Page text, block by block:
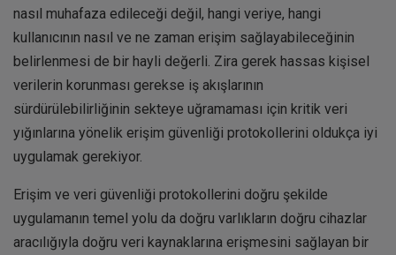
nasıl muhafaza edileceği değil, hangi veriye, hangi
kullanıcının nasıl ve ne zaman erişim sağlayabileceğinin
belirlenmesi de bir hayli değerli. Zira gerek hassas kişisel
verilerin korunması gerekse iş akışlarının
sürdürülebilirliğinin sekteye uğramaması için kritik veri
yığınlarına yönelik erişim güvenliği protokollerini oldukça iyi
uygulamak gerekiyor.
Erişim ve veri güvenliği protokollerini doğru şekilde
uygulamanın temel yolu da doğru varlıkların doğru cihazlar
aracılığıyla doğru veri kaynaklarına erişmesini sağlayan bir